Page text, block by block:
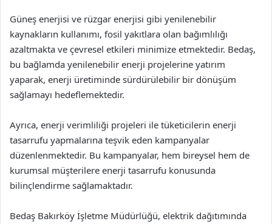
Güneş enerjisi ve rüzgar enerjisi gibi yenilenebilir
kaynakların kullanımı, fosil yakıtlara olan bağımlılığı
azaltmakta ve çevresel etkileri minimize etmektedir. Bedaş,
bu bağlamda yenilenebilir enerji projelerine yatırım
yaparak, enerji üretiminde sürdürülebilir bir dönüşüm
sağlamayı hedeflemektedir.
Ayrıca, enerji verimliliği projeleri ile tüketicilerin enerji
tasarrufu yapmalarına teşvik eden kampanyalar
düzenlenmektedir. Bu kampanyalar, hem bireysel hem de
kurumsal müşterilere enerji tasarrufu konusunda
bilinçlendirme sağlamaktadır.
Bedaş Bakırköy İşletme Müdürlüğü, elektrik dağıtımında